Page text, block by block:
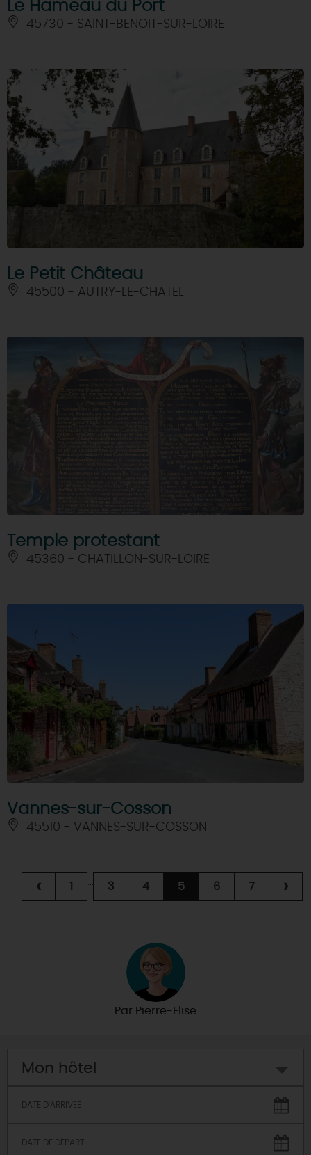
Le Hameau du Port
45730 - SAINT-BENOIT-SUR-LOIRE
Le Petit Château
45500 - AUTRY-LE-CHATEL
Temple protestant
45360 - CHATILLON-SUR-LOIRE
Vannes-sur-Cosson
45510 - VANNES-SUR-COSSON
‹ 1 ... 3 4 5 6 7 ›
Par Pierre-Elise
Mon hôtel